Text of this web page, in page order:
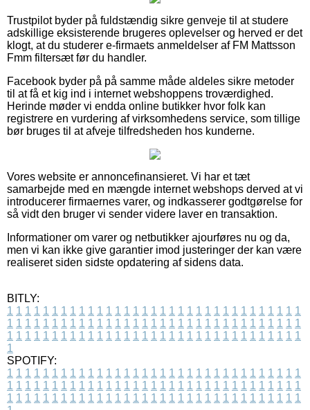
Trustpilot byder på fuldstændig sikre genveje til at studere
adskillige eksisterende brugeres oplevelser og herved er det
klogt, at du studerer e-firmaets anmeldelser af FM Mattsson
Fmm filtersæt før du handler.
Facebook byder på på samme måde aldeles sikre metoder
til at få et kig ind i internet webshoppens troværdighed.
Herinde møder vi endda online butikker hvor folk kan
registrere en vurdering af virksomhedens service, som tillige
bør bruges til at afveje tilfredsheden hos kunderne.
Vores website er annoncefinansieret. Vi har et tæt
samarbejde med en mængde internet webshops derved at vi
introducerer firmaernes varer, og indkasserer godtgørelse for
så vidt den bruger vi sender videre laver en transaktion.
Informationer om varer og netbutikker ajourføres nu og da,
men vi kan ikke give garantier imod justeringer der kan være
realiseret siden sidste opdatering af sidens data.
BITLY:
1 1 1 1 1 1 1 1 1 1 1 1 1 1 1 1 1 1 1 1 1 1 1 1 1 1 1 1 1 1 1 1 1
1 1 1 1 1 1 1 1 1 1 1 1 1 1 1 1 1 1 1 1 1 1 1 1 1 1 1 1 1 1 1 1 1
1 1 1 1 1 1 1 1 1 1 1 1 1 1 1 1 1 1 1 1 1 1 1 1 1 1 1 1 1 1 1 1 1
1
SPOTIFY:
1 1 1 1 1 1 1 1 1 1 1 1 1 1 1 1 1 1 1 1 1 1 1 1 1 1 1 1 1 1 1 1 1
1 1 1 1 1 1 1 1 1 1 1 1 1 1 1 1 1 1 1 1 1 1 1 1 1 1 1 1 1 1 1 1 1
1 1 1 1 1 1 1 1 1 1 1 1 1 1 1 1 1 1 1 1 1 1 1 1 1 1 1 1 1 1 1 1 1